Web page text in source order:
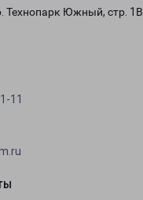
Технопарк Южный, стр. 1В
11